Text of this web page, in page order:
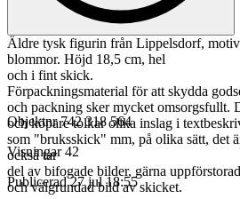
Äldre tysk figurin från Lippelsdorf,
blommor. Höjd 18,5 cm, hel
och i fint skick.
Förpackningsmaterial för att skydda
och packning sker mycket omsorgsfullt.
och köpare tolkar olika inslag i
som "bruksskick" mm, på olika sätt, det
också tar
del av bifogade bilder, gärna
och välgrundad bild av skicket.
Objektnr 742 318 564
Visningar 42
Publicerad 27 jul 18:55